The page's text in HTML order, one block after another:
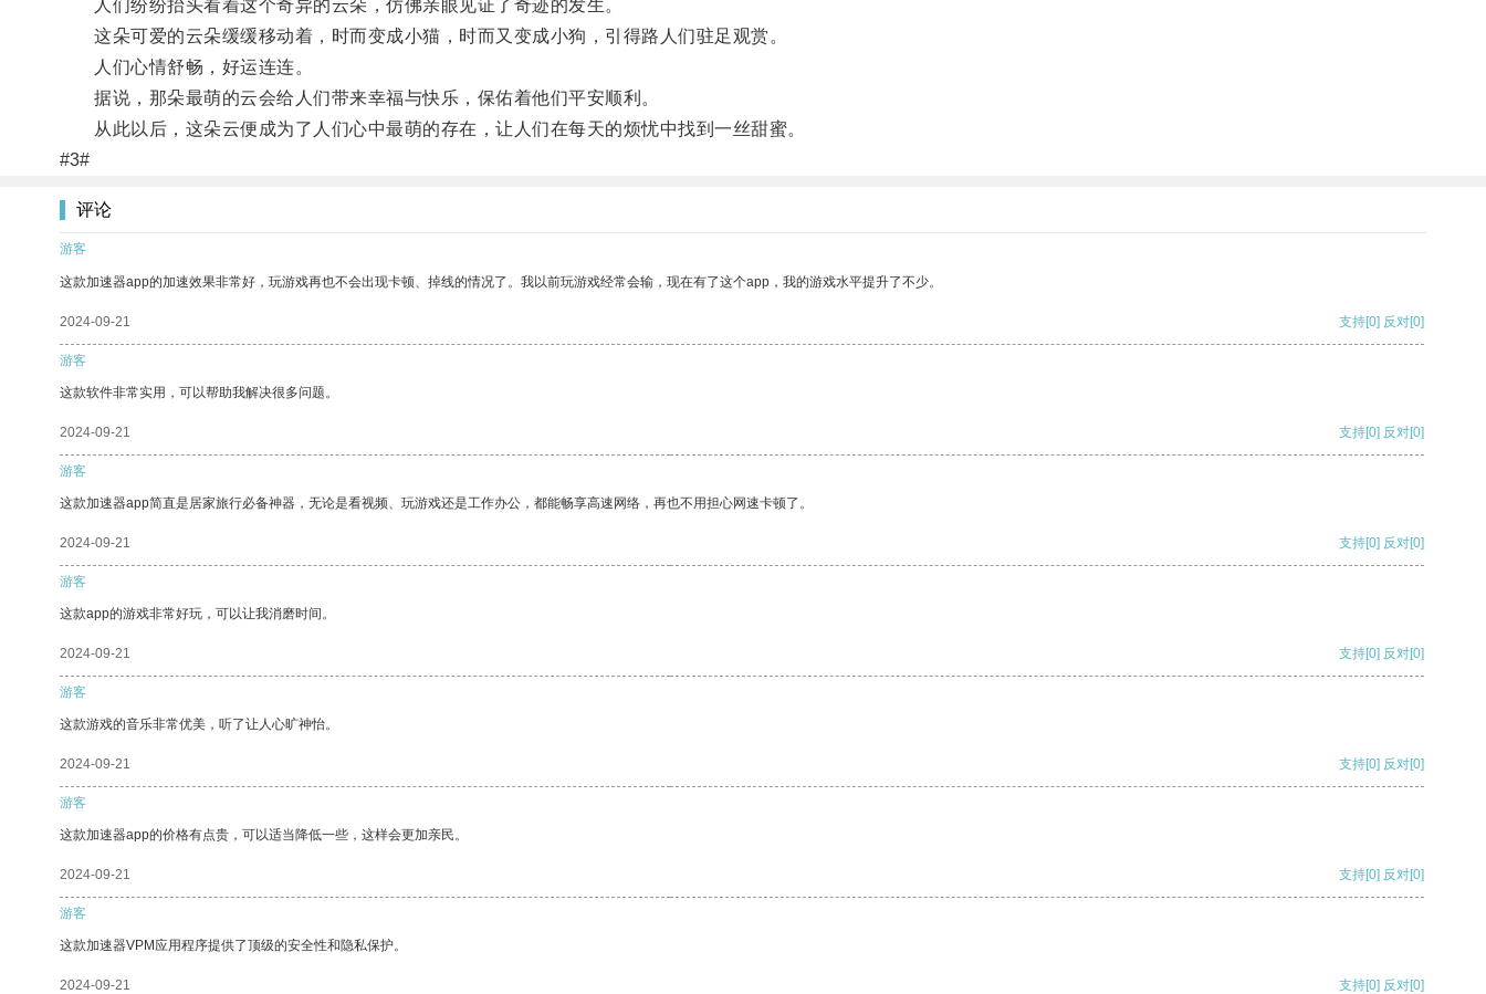
人们纷纷抬头看着这个奇异的云朵，仿佛亲眼见证了奇迹的发生。
这朵可爱的云朵缓缓移动着，时而变成小猫，时而又变成小狗，引得路人们驻足观赏。
人们心情舒畅，好运连连。
据说，那朵最萌的云会给人们带来幸福与快乐，保佑着他们平安顺利。
从此以后，这朵云便成为了人们心中最萌的存在，让人们在每天的烦忧中找到一丝甜蜜。
#3#
评论
游客
这款加速器app的加速效果非常好，玩游戏再也不会出现卡顿、掉线的情况了。我以前玩游戏经常会输，现在有了这个app，我的游戏水平提升了不少。
2024-09-21 支持[0] 反对[0]
游客
这款软件非常实用，可以帮助我解决很多问题。
2024-09-21 支持[0] 反对[0]
游客
这款加速器app简直是居家旅行必备神器，无论是看视频、玩游戏还是工作办公，都能畅享高速网络，再也不用担心网速卡顿了。
2024-09-21 支持[0] 反对[0]
游客
这款app的游戏非常好玩，可以让我消磨时间。
2024-09-21 支持[0] 反对[0]
游客
这款游戏的音乐非常优美，听了让人心旷神怡。
2024-09-21 支持[0] 反对[0]
游客
这款加速器app的价格有点贵，可以适当降低一些，这样会更加亲民。
2024-09-21 支持[0] 反对[0]
游客
这款加速器VPM应用程序提供了顶级的安全性和隐私保护。
2024-09-21 支持[0] 反对[0]